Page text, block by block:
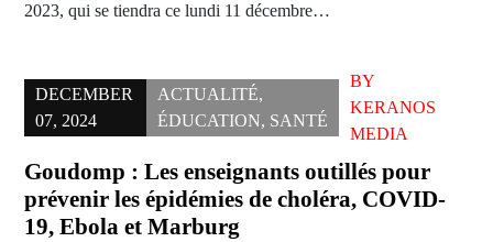
2023, qui se tiendra ce lundi 11 décembre…
DECEMBER
07, 2024
ACTUALITÉ,
ÉDUCATION, SANTÉ
BY
KERANOS
MEDIA
Goudomp : Les enseignants outillés pour
prévenir les épidémies de choléra, COVID-
19, Ebola et Marburg